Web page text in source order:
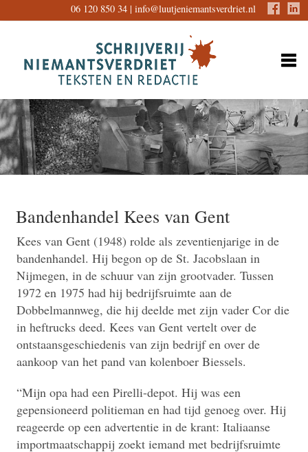
06 120 850 34 | info@luutjeniemantsverdriet.nl
Bandenhandel Kees van Gent
Kees van Gent (1948) rolde als zeventienjarige in de
bandenhandel. Hij begon op de St. Jacobslaan in
Nijmegen, in de schuur van zijn grootvader. Tussen
1972 en 1975 had hij bedrijfsruimte aan de
Dobbelmannweg, die hij deelde met zijn vader Cor die
in heftrucks deed. Kees van Gent vertelt over de
ontstaansgeschiedenis van zijn bedrijf en over de
aankoop van het pand van kolenboer Biessels.
“Mijn opa had een Pirelli-depot. Hij was een
gepensioneerd politieman en had tijd genoeg over. Hij
reageerde op een advertentie in de krant: Italiaanse
importmaatschappij zoekt iemand met bedrijfsruimte